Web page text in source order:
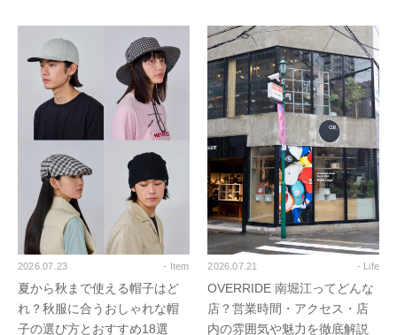
2026.07.23 - Item
夏から秋まで使える帽子はど
れ？秋服に合うおしゃれな帽
子の選び方とおすすめ18選
2026.07.21 - Life
OVERRIDE 南堀江ってどんな
店？営業時間・アクセス・店
内の雰囲気や魅力を徹底解説